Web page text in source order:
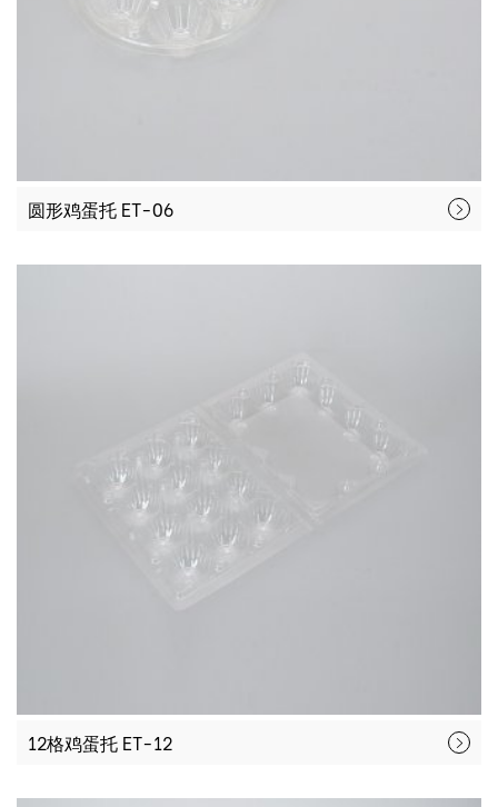
圆形鸡蛋托 ET-06
12格鸡蛋托 ET-12